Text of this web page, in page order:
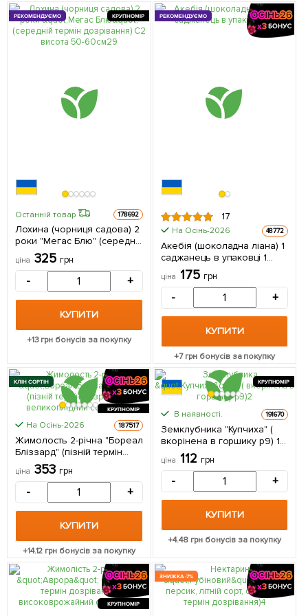
КРУПНОМІР
РЕКОМЕНДУЄМО
Останній товар 178692
Лохина (чорниця садова) 2
роки "Мегас Блю" (середній
термін дозрівання) С2
висота 50-60см 1
саджанець в упаковці
ціна 325 грн
- +
КУПИТИ
+13грн бонусів за покупку
РЕКОМЕНДУЄМО
17
На Осінь-2026 48772
Акебія (шоколадна ліана) 1
саджанець в упаковці 1
саджанець в упаковці
ціна 175 грн
- +
КУПИТИ
+7грн бонусів за покупку
КРУПНОМІР
КЛІН СОРТІН
На Осінь-2026 187517
Жимолость 2-річна "Бореал
Бліззард" (пізній термін
дозрівання, великоплідний
сорт) С1,5 1 саджанець в
ціна 353 грн
- +
КУПИТИ
+14.12 грн бонусів за покупку
КРУПНОМІР
В наявності. 191670
Земклубника "Купчиха" (
вкорінена в горшику р9) 1
шт в упаковці
ціна 112 грн
- +
КУПИТИ
+4.48 грн бонусів за покупку
КРУПНОМІР
ЗНИЖКА -7%